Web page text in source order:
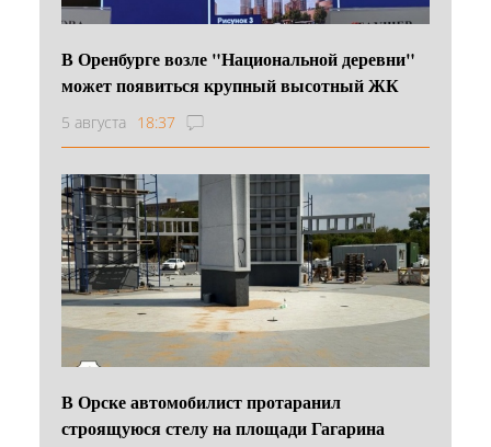
В Оренбурге возле "Национальной деревни"
может появиться крупный высотный ЖК
5 августа 18:37
В Орске автомобилист протаранил
строящуюся стелу на площади Гагарина